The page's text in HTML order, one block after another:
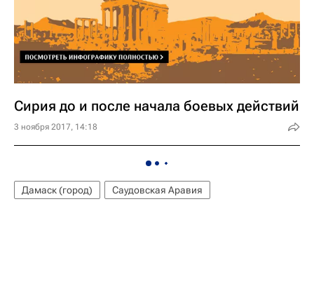
Сирия до и после начала боевых действий
3 ноября 2017, 14:18
Дамаск (город) Саудовская Аравия